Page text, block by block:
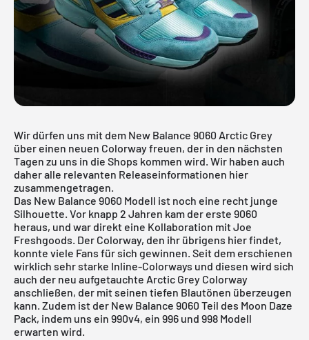
Wir dürfen uns mit dem New Balance 9060 Arctic Grey
über einen neuen Colorway freuen, der in den nächsten
Tagen zu uns in die Shops kommen wird. Wir haben auch
daher alle relevanten Releaseinformationen hier
zusammengetragen.
Das New Balance 9060 Modell ist noch eine recht junge
Silhouette. Vor knapp 2 Jahren kam der erste 9060
heraus, und war direkt eine Kollaboration mit Joe
Freshgoods. Der Colorway, den ihr übrigens hierfindet,
konnte viele Fans für sich gewinnen. Seit dem erschienen
wirklich sehr starke Inline-Colorways und diesen wird sich
auch der neu aufgetauchte Arctic Grey Colorway
anschließen, der mit seinen tiefen Blautönen überzeugen
kann. Zudem ist der New Balance 9060 Teil des Moon Daze
Pack, indem uns ein 990v4, ein 996 und 998 Modell
erwarten wird.